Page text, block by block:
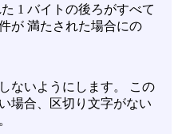
1 バイトの後ろがすべて
が 満たされた場合にの
ないようにします。 この
場合、区切り文字がない